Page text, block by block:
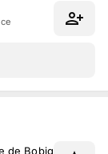
de Bobigny le 8